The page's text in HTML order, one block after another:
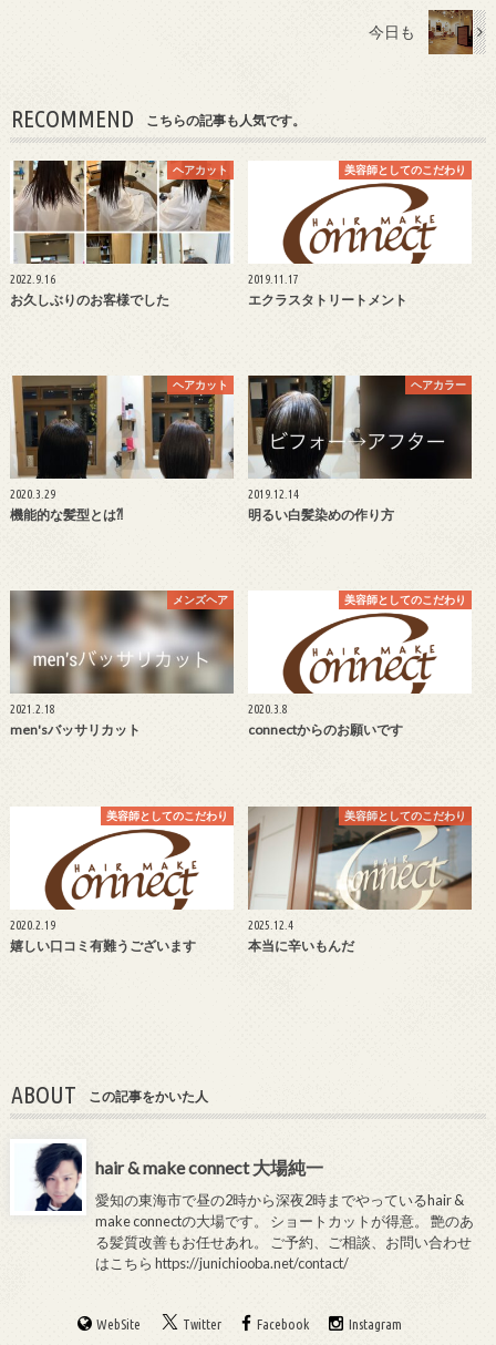
今日も
RECOMMEND こちらの記事も人気です。
ヘアカット
2022.9.16
お久しぶりのお客様でした
美容師としてのこだわり
2019.11.17
エクラスタトリートメント
ヘアカット
2020.3.29
機能的な髪型とは⁈
ヘアカラー
2019.12.14
明るい白髪染めの作り方
メンズヘア
2021.2.18
men'sバッサリカット
美容師としてのこだわり
2020.3.8
connectからのお願いです
美容師としてのこだわり
2020.2.19
嬉しい口コミ有難うございます
美容師としてのこだわり
2025.12.4
本当に辛いもんだ
ABOUT この記事をかいた人
hair & make connect 大場純一
愛知の東海市で昼の2時から深夜2時までやっているhair &
make connectの大場です。 ショートカットが得意。 艶のあ
る髪質改善もお任せあれ。 ご予約、ご相談、お問い合わせ
はこちらhttps://junichiooba.net/contact/
WebSite Twitter Facebook Instagram